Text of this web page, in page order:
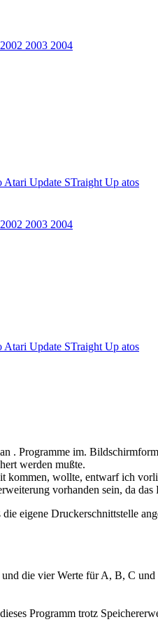
2002 2003 2004
Atari Update STraight Up atos
2002 2003 2004
Atari Update STraight Up atos
Programme im.
werden mußte.
wollte, entwarf ich
vorhanden sein, da
eigene Druckerschnittstelle
die vier Werte für A, B, C und
Programm trotz